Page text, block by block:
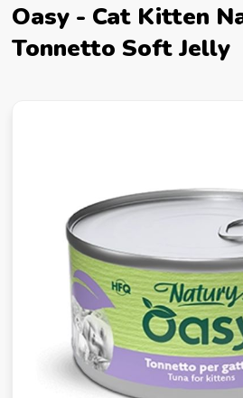
Oasy - Cat Kitten
Tonnetto Soft Jelly